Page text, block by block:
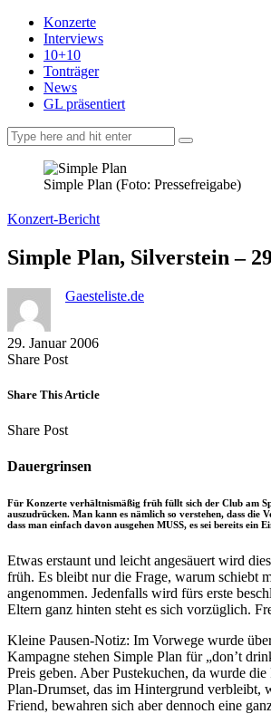
Konzerte
Interviews
10+10
Tonträger
News
GL präsentiert
Simple Plan (Foto: Pressefreigabe)
Konzert-Bericht
Simple Plan, Silverstein –
Gaesteliste.de
29. Januar 2006
Share PostShare
Facebook
Copy
to
Send
via
Share This Article
Share PostShare
Facebook
Copy
to
Send
via
Dauergrinsen
Für Konzerte verhältnismäßig früh füllt sich der Club am
auszudrücken. Man kann es nämlich so verstehen, dass
dass man einfach davon ausgehen MUSS, es sei bereits
Etwas erstaunt und leicht angesäuert wird
früh. Es bleibt nur die Frage, warum schiebt
angenommen. Jedenfalls wird fürs erste
Eltern ganz hinten steht es sich vorzüglich.
Kleine Pausen-Notiz: Im Vorwege wurde
Kampagne stehen Simple Plan für „don’t
Preis geben. Aber Pustekuchen, da wurde
Plan-Drumset, das im Hintergrund verbleibt,
Friend, bewahren sich aber dennoch eine